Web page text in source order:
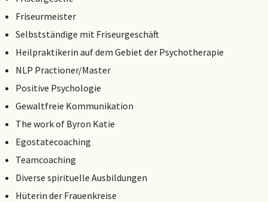
Friseurmeister
Selbstständige mit Friseurgeschäft
Heilpraktikerin auf dem Gebiet der Psychotherapie
NLP Practioner/Master
Positive Psychologie
Gewaltfreie Kommunikation
The work of Byron Katie
Egostatecoaching
Teamcoaching
Diverse spirituelle Ausbildungen
Hüterin der Frauenkreise